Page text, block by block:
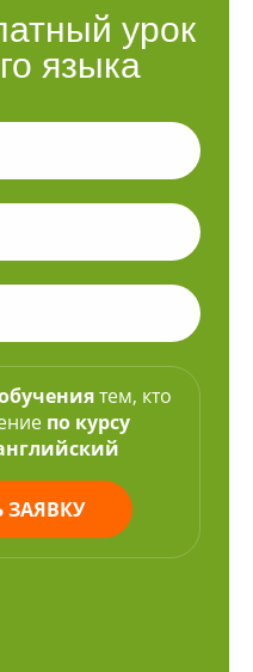
урок
языка
тем, кто
по курсу
ЗАЯВКУ